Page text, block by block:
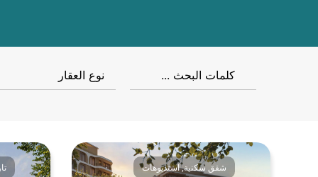
شقق سكنية,استديوهات